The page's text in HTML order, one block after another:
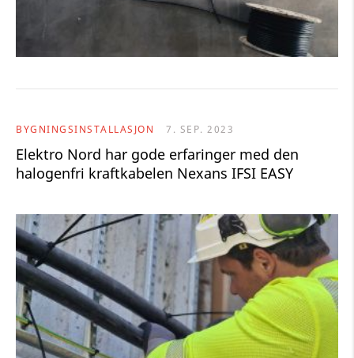
BYGNINGSINSTALLASJON 7. SEP. 2023
Elektro Nord har gode erfaringer med den
halogenfri kraftkabelen Nexans IFSI EASY